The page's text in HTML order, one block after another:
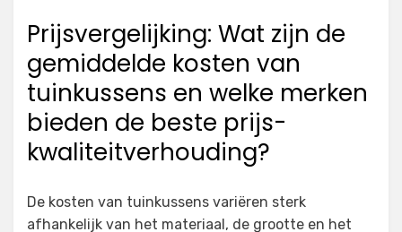
Prijsvergelijking: Wat zijn de
gemiddelde kosten van
tuinkussens en welke merken
bieden de beste prijs-
kwaliteitverhouding?
De kosten van tuinkussens variëren sterk
afhankelijk van het materiaal, de grootte en het